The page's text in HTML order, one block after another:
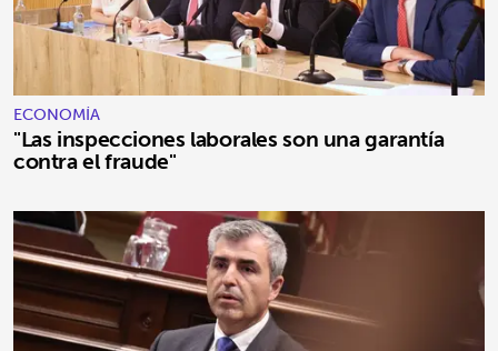
ECONOMÍA
"Las inspecciones laborales son una garantía
contra el fraude"